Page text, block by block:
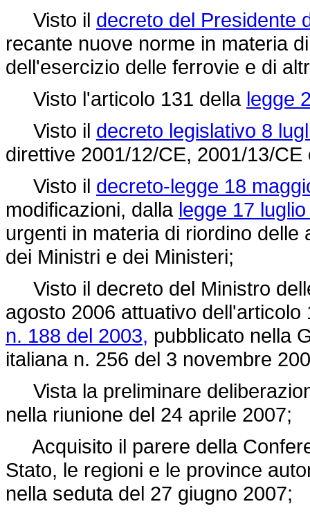
Visto il decreto del Presidente
recante nuove norme in materia
dell'esercizio delle ferrovie e di
Visto l'articolo 131 della legge
Visto il decreto legislativo 8
direttive 2001/12/CE, 2001/13/
Visto il decreto-legge 18
modificazioni, dalla legge 17
urgenti in materia di riordino
dei Ministri e dei Ministeri;
Visto il decreto del Ministro
agosto 2006 attuativo
n. 188 del 2003, pubblicato nella
italiana n. 256 del 3 novembre
Vista la preliminare
nella riunione del 24 aprile 2007;
Acquisito il parere della
Stato, le regioni e le province
nella seduta del 27 giugno 2007;